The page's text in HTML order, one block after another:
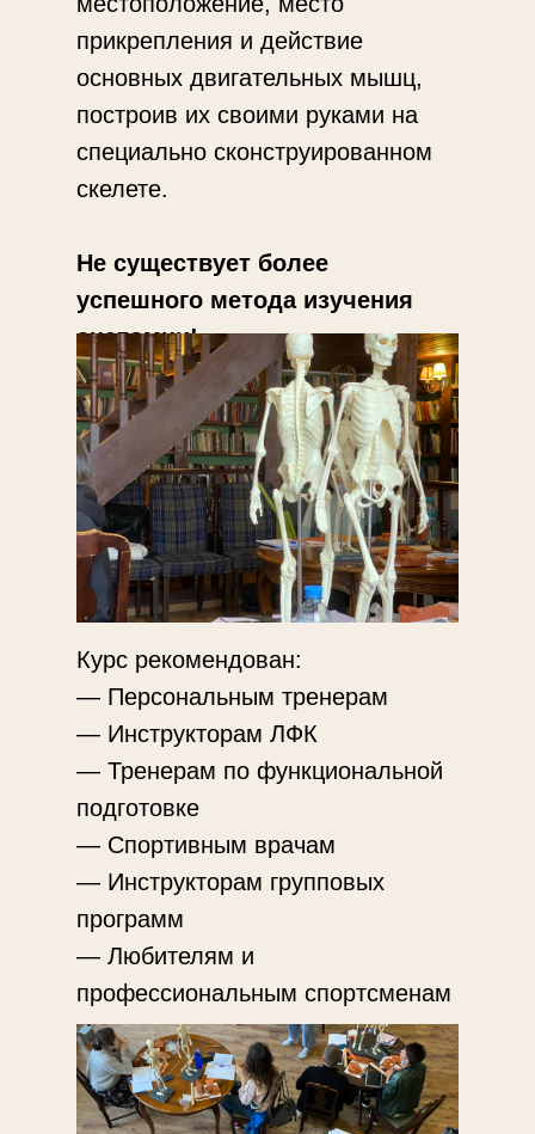
Курс рекомендован:
— Персональным тренерам
— Инструкторам ЛФК
— Тренерам по функциональной
подготовке
— Спортивным врачам
— Инструкторам групповых
программ
— Любителям и
профессиональным спортсменам
прикрепления и действие
основных двигательных мышц,
построив их своими руками на
специально сконструированном
скелете.
Не существует более
успешного метода изучения
анатомии!